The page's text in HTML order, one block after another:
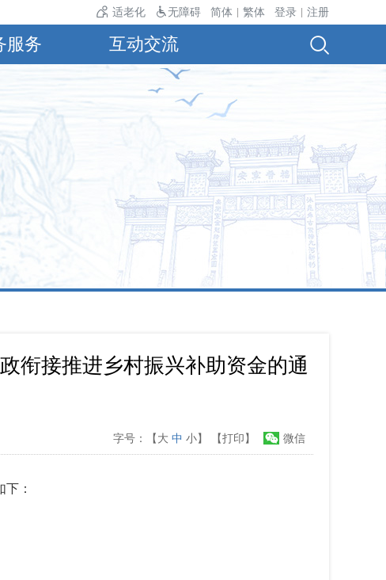
低气温24℃。 适老化 无障碍 简体 繁体 登录 注册
服务 互动交流
衔接推进乡村振兴补助资金的通
微信
字号：【大 中 小】 【打印】
：